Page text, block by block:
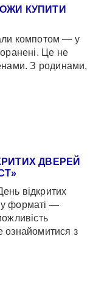
КУПИТИ
компотом — у
Це не
З родинами,
ДВЕРЕЙ
відкритих
форматі —
ознайомитися з